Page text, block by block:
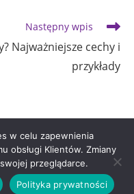
Umów konsultację
Następny wpis
Najważniejsze cechy i
przykłady
Wieteska.net
w celu zapewnienia
obsługi Klientów. Zmiany
przeglądarce.
Polityka prywatności